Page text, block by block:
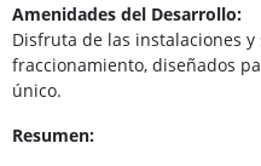
Amenidades del Desarrollo:
Disfruta de las instalaciones
fraccionamiento, diseñados
único.
Resumen: